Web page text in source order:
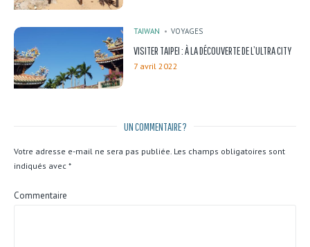
TAIWAN VOYAGES
VISITER TAIPEI : À LA DÉCOUVERTE DE L’ULTRA CITY
7 avril 2022
UN COMMENTAIRE ?
Votre adresse e-mail ne sera pas publiée. Les champs obligatoires sont
indiqués avec *
Commentaire